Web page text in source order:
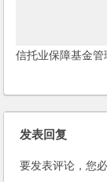
信托业保障基金管
发表回复
要发表评论，您